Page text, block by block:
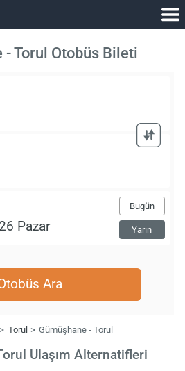
- Torul Otobüs Bileti
Bugün
Yarın
Ara
Torul Gümüşhane - Torul
Ulaşım Alternatifleri